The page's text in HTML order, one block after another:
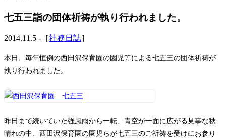
七五三詣の団体祈祷が執り行われました。
2014.11.5 -［社務日誌］
本日、毎年恒例の西田沢保育園の園児等による七五三の団体祈祷が
執り行われました。
昨日まで続いていた強風雨から一転、青空が一面に広がる見事な秋
晴れの中、西田沢保育園の園児らが七五三のご祈祷を受けにお参り